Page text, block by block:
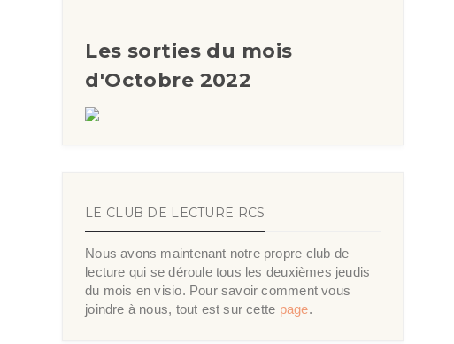
Les sorties du mois
d'Octobre 2022
LE CLUB DE LECTURE RCS
Nous avons maintenant notre propre club de
lecture qui se déroule tous les deuxièmes jeudis
du mois en visio. Pour savoir comment vous
joindre à nous, tout est sur cette page.